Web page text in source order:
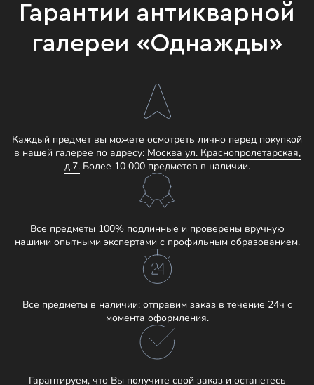
Гарантии антикварной
галереи «Однажды»
Каждый предмет вы можете осмотреть лично перед покупкой
в нашей галерее по адресу: Москва ул. Краснопролетарская,
д.7.Более 10 000 предметов в наличии.
Все предметы 100% подлинные и проверены вручную
нашими опытными экспертами с профильным образованием.
Все предметы в наличии: отправим заказ в течение 24ч с
момента оформления.
Гарантируем, что Вы получите свой заказ и останетесь